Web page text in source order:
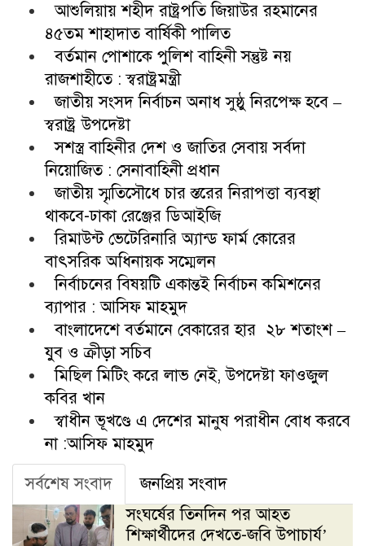
আশুলিয়ায় শহীদ রাষ্ট্রপতি জিয়াউর রহমানের
৪৫তম শাহাদাত বার্ষিকী পালিত
বর্তমান পোশাকে পুলিশ বাহিনী সন্তুষ্ট নয়
রাজশাহীতে : স্বরাষ্ট্রমন্ত্রী
জাতীয় সংসদ নির্বাচন অনাধ সুষ্ঠু নিরপেক্ষ হবে –
স্বরাষ্ট্র উপদেষ্টা
সশস্ত্র বাহিনীর দেশ ও জাতির সেবায় সর্বদা
নিয়োজিত : সেনাবাহিনী প্রধান
জাতীয় স্মৃতিসৌধে চার স্তরের নিরাপত্তা ব্যবস্থা
থাকবে-ঢাকা রেঞ্জের ডিআইজি
রিমাউন্ট ভেটেরিনারি অ্যান্ড ফার্ম কোরের
বাৎসরিক অধিনায়ক সম্মেলন
নির্বাচনের বিষয়টি একান্তই নির্বাচন কমিশনের
ব্যাপার : আসিফ মাহমুদ
বাংলাদেশে বর্তমানে বেকারের হার ২৮ শতাংশ –
যুব ও ক্রীড়া সচিব
মিছিল মিটিং করে লাভ নেই, উপদেষ্টা ফাওজুল
কবির খান
স্বাধীন ভূখণ্ডে এ দেশের মানুষ পরাধীন বোধ করবে
না :আসিফ মাহমুদ
সর্বশেষ সংবাদ
জনপ্রিয় সংবাদ
সংঘর্ষের তিনদিন পর আহত
শিক্ষার্থীদের দেখতে-জবি উপাচার্য’